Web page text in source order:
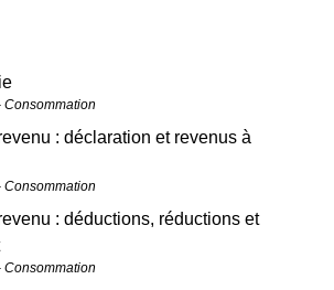
Consommation
: déclaration et revenus à
Consommation
: déductions, réductions et
Consommation